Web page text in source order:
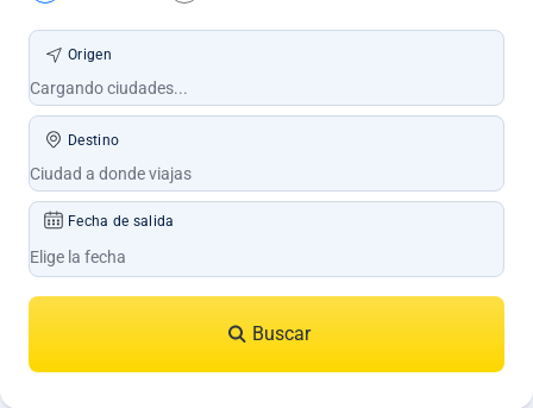
Origen
Destino
Fecha de salida
Buscar